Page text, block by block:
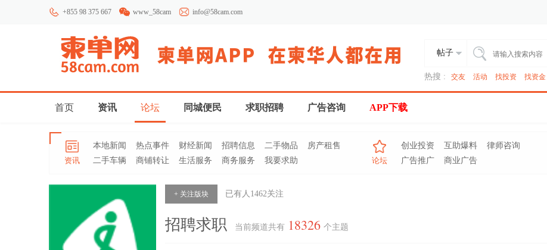
+855 98 375 667 www_58cam info@58cam.com
帖子
热搜 : 交友 活动 找投资 找资金
首页 资讯 论坛 同城便民 求职招聘 广告咨询 APP下载
资讯
本地新闻 热点事件 财经新闻 招聘信息 二手物品
房产租售
二手车辆
商铺转让 生活服务 商务服务 我要求助 论坛
创业投资 互助爆料
律师咨询
广告推广
商业广告
+ 关注版块 已有人 1462关注
招聘求职 当前频道共有 18326 个主题